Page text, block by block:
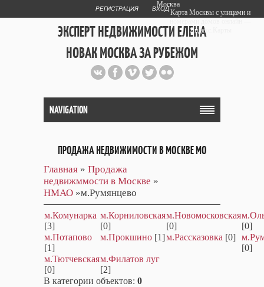
РЕГИСТРАЦИЯ ВХОД
ЭКСПЕРТ НЕДВИЖИМОСТИ ЕЛЕНА
НОВАК МОСКВА ЗА РУБЕЖОМ
Публичный сайт эксперта автора
web дизайнера+7 903 708 1884
NAVIGATION
ПРОДАЖА НЕДВИЖИМОСТИ В МОСКВЕ МО
Главная » Продажа
недвижммости в Москве »
НМАО »м.Румянцево
м.Комунарка
[3]
м.Корниловская
[0]
м.Новомосковская
[0]
[0]
м.Потапово
[1]
м.Прокшино [1]м.Рассказовка [0]
[0]
м.Тютчевская
[0]
м.Филатов луг
[2]
В категории объектов: 0
Москва
Карта Москвы с улицами и
Яндекс.Карты